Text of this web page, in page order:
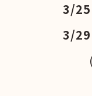
3/
3/